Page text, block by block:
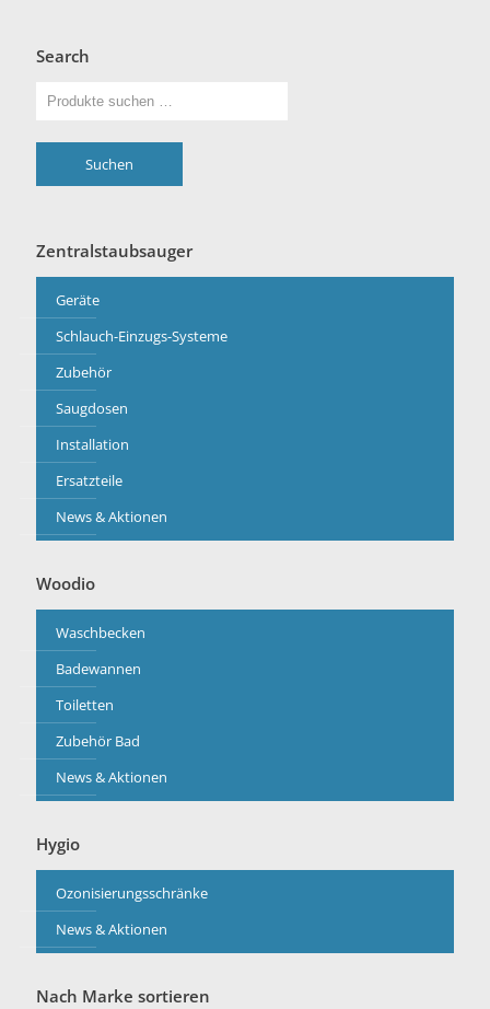
Search
Suchen
Zentralstaubsauger
Geräte
Schlauch-Einzugs-Systeme
Zubehör
Saugdosen
Installation
Ersatzteile
News & Aktionen
Woodio
Waschbecken
Badewannen
Toiletten
Zubehör Bad
News & Aktionen
Hygio
Ozonisierungsschränke
News & Aktionen
Nach Marke sortieren